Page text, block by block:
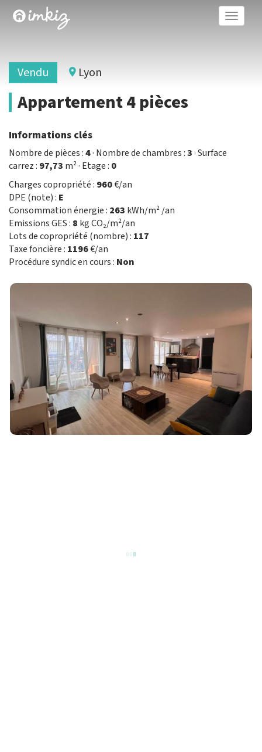
Toggle
Vendu Lyon
Appartement 4 pièces
Informations clés
Nombre de pièces :4· Nombre de chambres :3· Surface
carrez : 97,73 m² · Etage : 0
Charges copropriété : 960€/an
DPE (note) : E
Consommation énergie : 263 kWh/m² /an
Emissions GES : 8 kg CO₂/m²/an
Lots de copropriété (nombre) : 117
Taxe foncière : 1196€/an
Procédure syndic en cours : Non